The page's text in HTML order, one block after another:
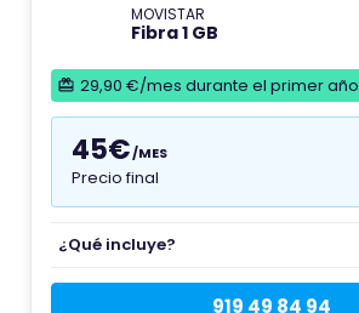
MOVISTAR
Fibra 1 GB
29,90 €/mes durante el primer año
45€/MES
Precio final
¿Qué incluye?
919 49 84 94